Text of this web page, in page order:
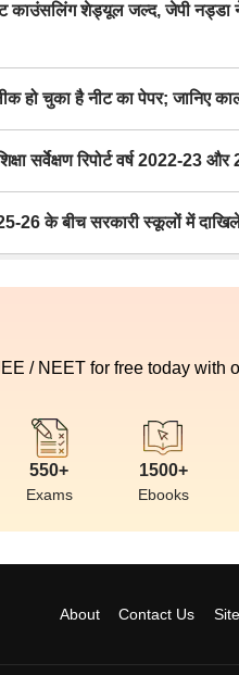
शेड्यूल जल्द, जेपी नड्डा ने
हो चुका है नीट का पेपर; जानिए
सर्वेक्षण रिपोर्ट वर्ष 2022-23
26 के बीच सरकारी स्कूलों में
/ NEET for free today with
550+
Exams
1500+
Ebooks
About Contact Us